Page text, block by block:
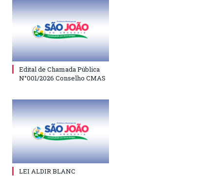
Edital de Chamada Pública
N°001/2026 Conselho CMAS
LEI ALDIR BLANC